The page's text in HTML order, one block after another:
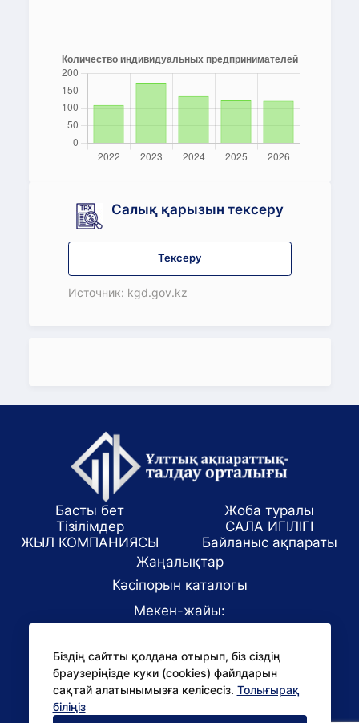
Салық қарызын тексеру
Тексеру
Источник: kgd.gov.kz
Біздің сайтты қолдана отырып, біз сіздің
браузеріңізде куки (cookies) файлдарын
сақтай алатынымызға келісесіз. Толығырақ
біліңіз
Басты бет
Жоба туралы
Тізілімдер
САЛА ИГІЛІГІ
ЖЫЛ КОМПАНИЯСЫ
Байланыс ақпараты
Жаңалықтар
Кәсіпорын каталогы
Мекен-жайы:
E-mail:
office@niac.kz